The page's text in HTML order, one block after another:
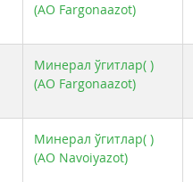
(АО Fargonaazot)
Минерал ўгитлар( )
(АО Fargonaazot)
Минерал ўгитлар( )
(АО Navoiyazot)